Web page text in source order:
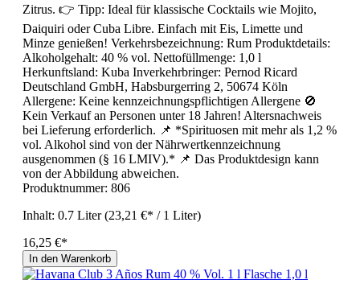
Zitrus. 👉 Tipp: Ideal für klassische Cocktails wie Mojito,
Daiquiri oder Cuba Libre. Einfach mit Eis, Limette und
Minze genießen! Verkehrsbezeichnung: Rum Produktdetails:
Alkoholgehalt: 40 % vol. Nettofüllmenge: 1,0 l
Herkunftsland: Kuba Inverkehrbringer: Pernod Ricard
Deutschland GmbH, Habsburgerring 2, 50674 Köln
Allergene: Keine kennzeichnungspflichtigen Allergene 🚫
Kein Verkauf an Personen unter 18 Jahren! Altersnachweis
bei Lieferung erforderlich. 📌 *Spirituosen mit mehr als 1,2 %
vol. Alkohol sind von der Nährwertkennzeichnung
ausgenommen (§ 16 LMIV).* 📌 Das Produktdesign kann
von der Abbildung abweichen.
Produktnummer: 806
Inhalt: 0.7 Liter(23,21 €* / 1 Liter)
16,25 €*
In den Warenkorb